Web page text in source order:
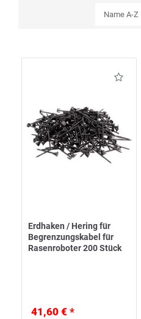
Erdhaken / Hering für
Begrenzungskabel für
Rasenroboter 200 Stück
41,60 € *